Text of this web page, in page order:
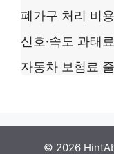
폐가구 처리 비
신호·속도 과태
자동차 보험료
© 2026